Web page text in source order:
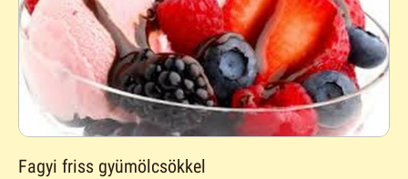
Fagyi friss gyümölcsökkel